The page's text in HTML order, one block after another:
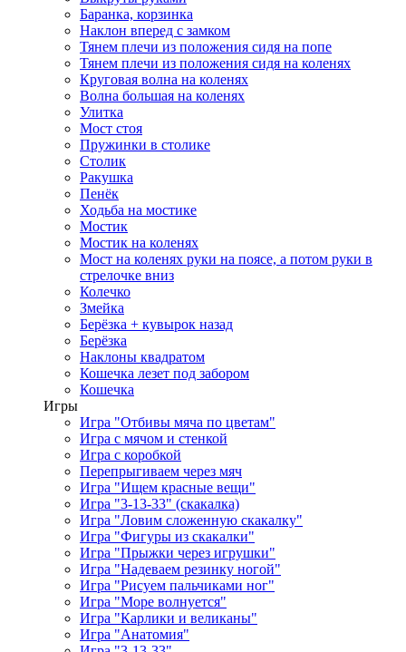
Баранка, корзинка
Наклон вперед с замком
Тянем плечи из положения сидя на попе
Тянем плечи из положения сидя на коленях
Круговая волна на коленях
Волна большая на коленях
Улитка
Мост стоя
Пружинки в столике
Столик
Ракушка
Пенёк
Ходьба на мостике
Мостик
Мостик на коленях
Мост на коленях руки на поясе, а потом руки в
стрелочке вниз
Колечко
Змейка
Берёзка + кувырок назад
Берёзка
Наклоны квадратом
Кошечка лезет под забором
Кошечка
Игры
Игра "Отбивы мяча по цветам"
Игра с мячом и стенкой
Игра с коробкой
Перепрыгиваем через мяч
Игра "Ищем красные вещи"
Игра "3-13-33" (скакалка)
Игра "Ловим сложенную скакалку"
Игра "Фигуры из скакалки"
Игра "Прыжки через игрушки"
Игра "Надеваем резинку ногой"
Игра "Рисуем пальчиками ног"
Игра "Море волнуется"
Игра "Карлики и великаны"
Игра "Анатомия"